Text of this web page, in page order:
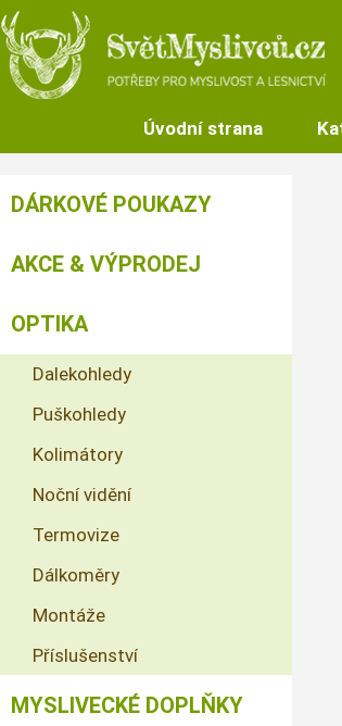
Úvodní strana
DÁRKOVÉ POUKAZY
AKCE & VÝPRODEJ
OPTIKA
Dalekohledy
Puškohledy
Kolimátory
Noční vidění
Termovize
Dálkoměry
Montáže
Příslušenství
MYSLIVECKÉ DOPLŇKY